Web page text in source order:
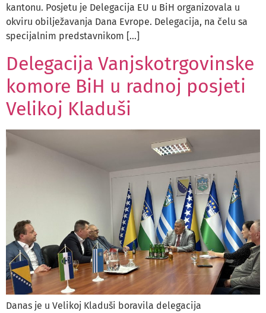
kantonu. Posjetu je Delegacija EU u BiH organizovala u
okviru obilježavanja Dana Evrope. Delegacija, na čelu sa
specijalnim predstavnikom […]
Delegacija Vanjskotrgovinske
komore BiH u radnoj posjeti
Velikoj Kladuši
Danas je u Velikoj Kladuši boravila delegacija